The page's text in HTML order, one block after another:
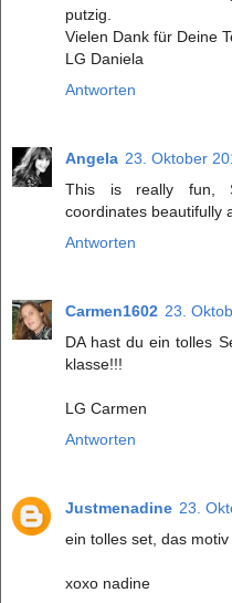
putzig.
Vielen Dank für Deine
LG Daniela
Antworten
Angela 23. Oktober
This is really fun,
coordinates beautifully
Antworten
Carmen1602 23.
DA hast du ein tolles
klasse!!!
LG Carmen
Antworten
Justmenadine 23.
ein tolles set, das
xoxo nadine